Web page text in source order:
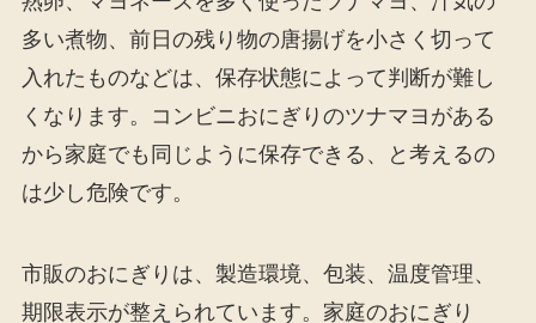
多い煮物、前日の残り物の唐揚げを小さく切って
入れたものなどは、保存状態によって判断が難し
くなります。コンビニおにぎりのツナマヨがある
から家庭でも同じように保存できる、と考えるの
は少し危険です。
市販のおにぎりは、製造環境、包装、温度管理、
期限表示が整えられています。家庭のおにぎり